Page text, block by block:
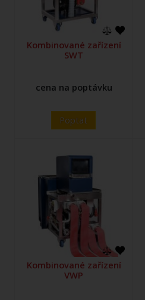
Kombinované zařízení
SWT
cena na poptávku
Poptat
Kombinované zařízení
VWP